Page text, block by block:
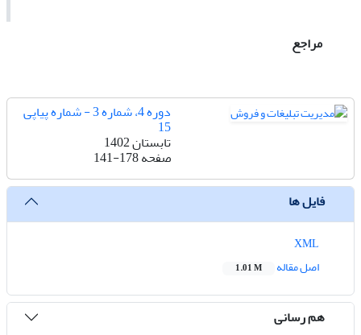
مراجع
دوره 4، شماره 3 - شماره پیاپی
15
تابستان 1402
صفحه141-178
فایل ها
اصل مقاله
1.01 M
هم رسانی